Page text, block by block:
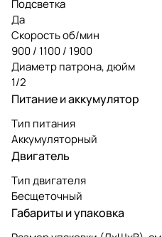
Подсветка
Да
Скорость об/мин
900 / 1100 / 1900
Диаметр патрона, дюйм
1/2
Питание и аккумулятор
Тип питания
Аккумуляторный
Двигатель
Тип двигателя
Бесщеточный
Габариты и упаковка